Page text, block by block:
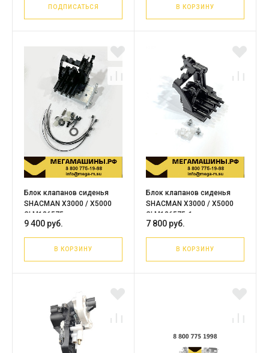
ПОДПИСАТЬСЯ В КОРЗИНУ
Блок клапанов сиденья
SHACMAN X3000 / X5000
GLM136575
9 400 руб.
В КОРЗИНУ
Блок клапанов сиденья
SHACMAN X3000 / X5000
GLM136575-1
7 800 руб.
В КОРЗИНУ